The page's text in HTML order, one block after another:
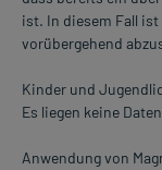
ist. In diesem Fall
vorübergehend
Kinder und
Es liegen keine
Anwendung von